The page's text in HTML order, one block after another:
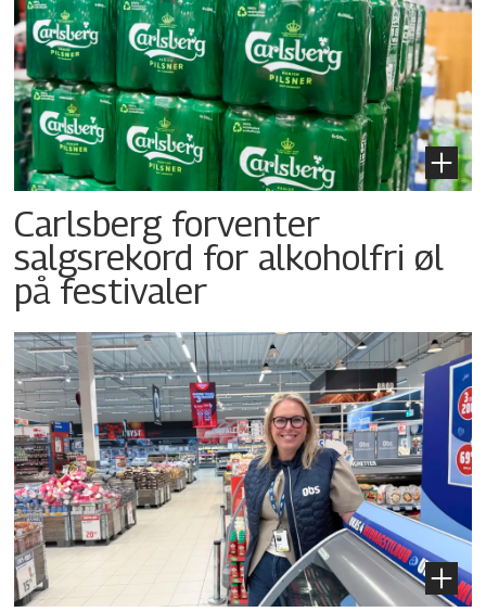
Carlsberg forventer
salgsrekord for alkoholfri øl
på festivaler